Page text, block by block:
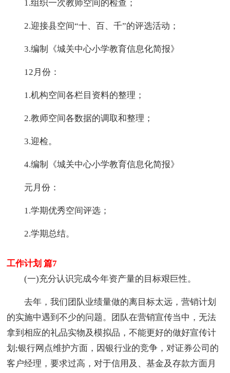
1.组织一次教师空间的检查；
2.迎接县空间“十、百、千”的评选活动；
3.编制《城关中心小学教育信息化简报》
12月份：
1.机构空间各栏目资料的整理；
2.教师空间各数据的调取和整理；
3.迎检。
4.编制《城关中心小学教育信息化简报》
元月份：
1.学期优秀空间评选；
2.学期总结。
工作计划 篇7
(一)充分认识完成今年资产量的目标艰巨性。
去年，我们团队业绩量做的离目标太远，营销计划
的实施中遇到不少的问题。团队在营销宣传当中，无法
拿到相应的礼品实物及模拟品，不能更好的做好宣传计
划;银行网点维护方面，因银行业的竞争，对证券公司的
客户经理，要求过高，对于信用及、基金及存款方面月